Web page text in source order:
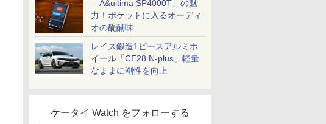
「A&ultima SP4000T」の魅
力！ポケットに入るオーディ
オの醍醐味
レイズ鍛造1ピースアルミホ
イール「CE28 N-plus」軽量
なままに剛性を向上
ケータイ Watch をフォローする